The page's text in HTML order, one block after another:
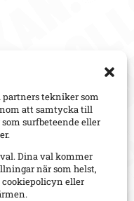
partners tekniker som
att samtycka till
surfbeteende eller
Dina val kommer
när som helst,
eller